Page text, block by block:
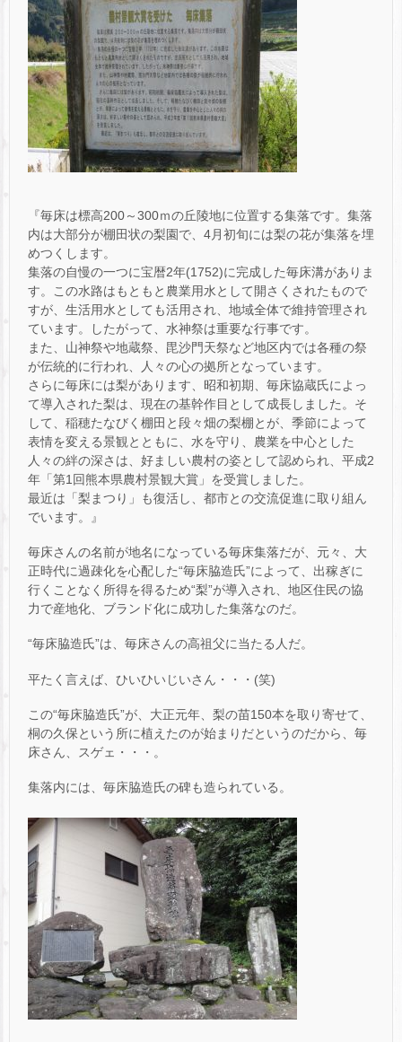
『毎床は標高200～300ｍの丘陵地に位置する集落です。集落
内は大部分が棚田状の梨園で、4月初旬には梨の花が集落を埋
めつくします。
集落の自慢の一つに宝暦2年(1752)に完成した毎床溝がありま
す。この水路はもともと農業用水として開さくされたもので
すが、生活用水としても活用され、地域全体で維持管理され
ています。したがって、水神祭は重要な行事です。
また、山神祭や地蔵祭、毘沙門天祭など地区内では各種の祭
が伝統的に行われ、人々の心の拠所となっています。
さらに毎床には梨があります、昭和初期、毎床協蔵氏によっ
て導入された梨は、現在の基幹作目として成長しました。そ
して、稲穂たなびく棚田と段々畑の梨棚とが、季節によって
表情を変える景観とともに、水を守り、農業を中心とした
人々の絆の深さは、好ましい農村の姿として認められ、平成2
年「第1回熊本県農村景観大賞」を受賞しました。
最近は「梨まつり」も復活し、都市との交流促進に取り組ん
でいます。』
毎床さんの名前が地名になっている毎床集落だが、元々、大
正時代に過疎化を心配した“毎床脇造氏”によって、出稼ぎに
行くことなく所得を得るため“梨”が導入され、地区住民の協
力で産地化、ブランド化に成功した集落なのだ。
“毎床脇造氏”は、毎床さんの高祖父に当たる人だ。
平たく言えば、ひいひいじいさん・・・(笑)
この“毎床脇造氏”が、大正元年、梨の苗150本を取り寄せて、
桐の久保という所に植えたのが始まりだというのだから、毎
床さん、スゲェ・・・。
集落内には、毎床脇造氏の碑も造られている。